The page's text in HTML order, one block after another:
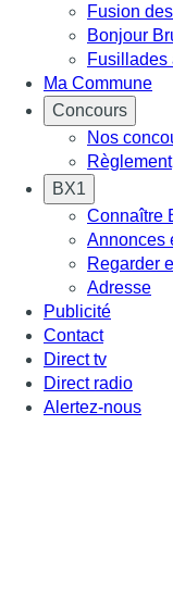
Fusion
Bonjour
Fusillades
Ma Commune
Concours
Nos
Règlement
BX1
Connaître
Annonces
Regarder
Adresse
Publicité
Contact
Direct tv
Direct radio
Alertez-nous